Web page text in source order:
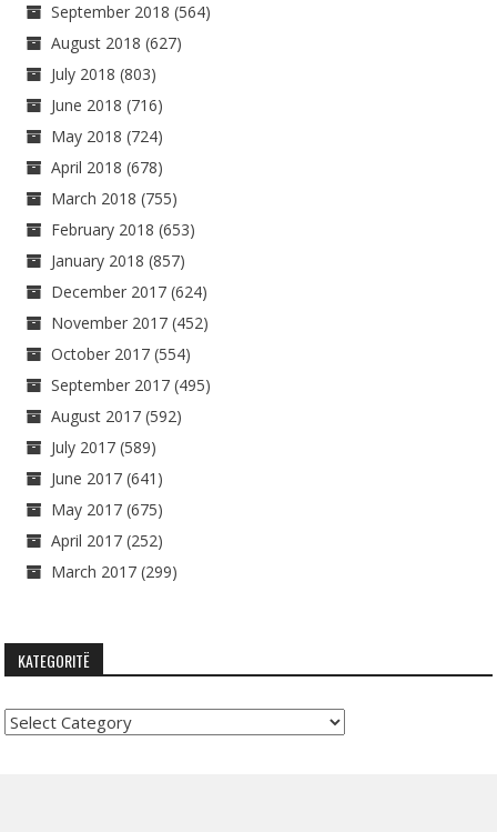
September 2018 (564)
August 2018 (627)
July 2018 (803)
June 2018 (716)
May 2018 (724)
April 2018 (678)
March 2018 (755)
February 2018 (653)
January 2018 (857)
December 2017 (624)
November 2017 (452)
October 2017 (554)
September 2017 (495)
August 2017 (592)
July 2017 (589)
June 2017 (641)
May 2017 (675)
April 2017 (252)
March 2017 (299)
KATEGORITË
Kategoritë